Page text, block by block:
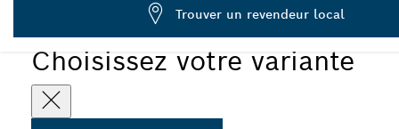
Choisissez votre variante
Trouver un revendeur local